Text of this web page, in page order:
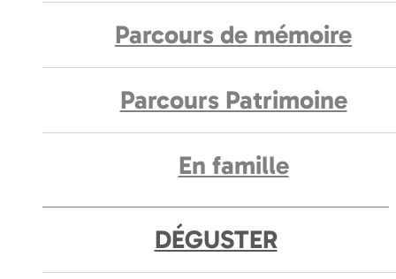
Parcours de mémoire
Parcours Patrimoine
En famille
DÉGUSTER